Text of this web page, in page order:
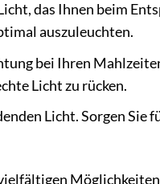
das Ihnen beim
auszuleuchten.
bei Ihren
Licht zu rücken.
Licht. Sorgen Sie